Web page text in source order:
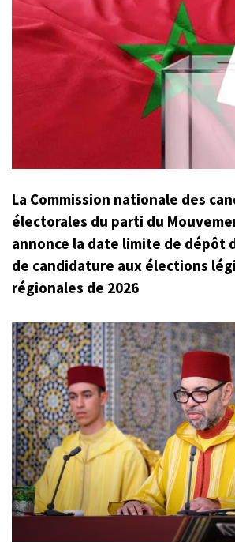
La Commission nationale des
électorales du parti du
annonce la date limite de dépôt
de candidature aux élections
régionales de 2026